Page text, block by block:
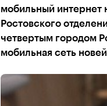
мобильный интернет
Ростовского
четвертым городом
мобильная сеть